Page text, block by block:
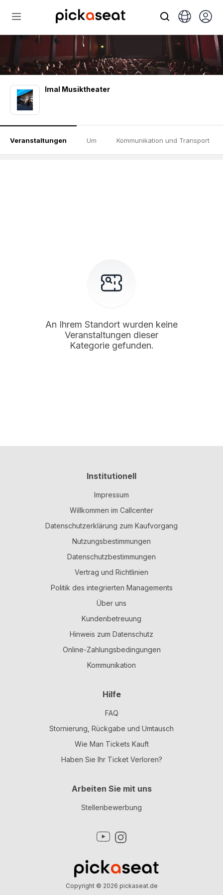
Imal Musiktheater
Veranstaltungen Um Kommunikation und Transport
An Ihrem Standort wurden keine
Veranstaltungen dieser
Kategorie gefunden.
Institutionell
Impressum
Willkommen im Callcenter
Datenschutzerklärung zum Kaufvorgang
Nutzungsbestimmungen
Datenschutzbestimmungen
Vertrag und Richtlinien
Politik des integrierten Managements
Über uns
Kundenbetreuung
Hinweis zum Datenschutz
Online-Zahlungsbedingungen
Kommunikation
Hilfe
FAQ
Stornierung, Rückgabe und Umtausch
Wie Man Tickets Kauft
Haben Sie Ihr Ticket Verloren?
Arbeiten Sie mit uns
Stellenbewerbung
Copyright © 2026 pickaseat.de